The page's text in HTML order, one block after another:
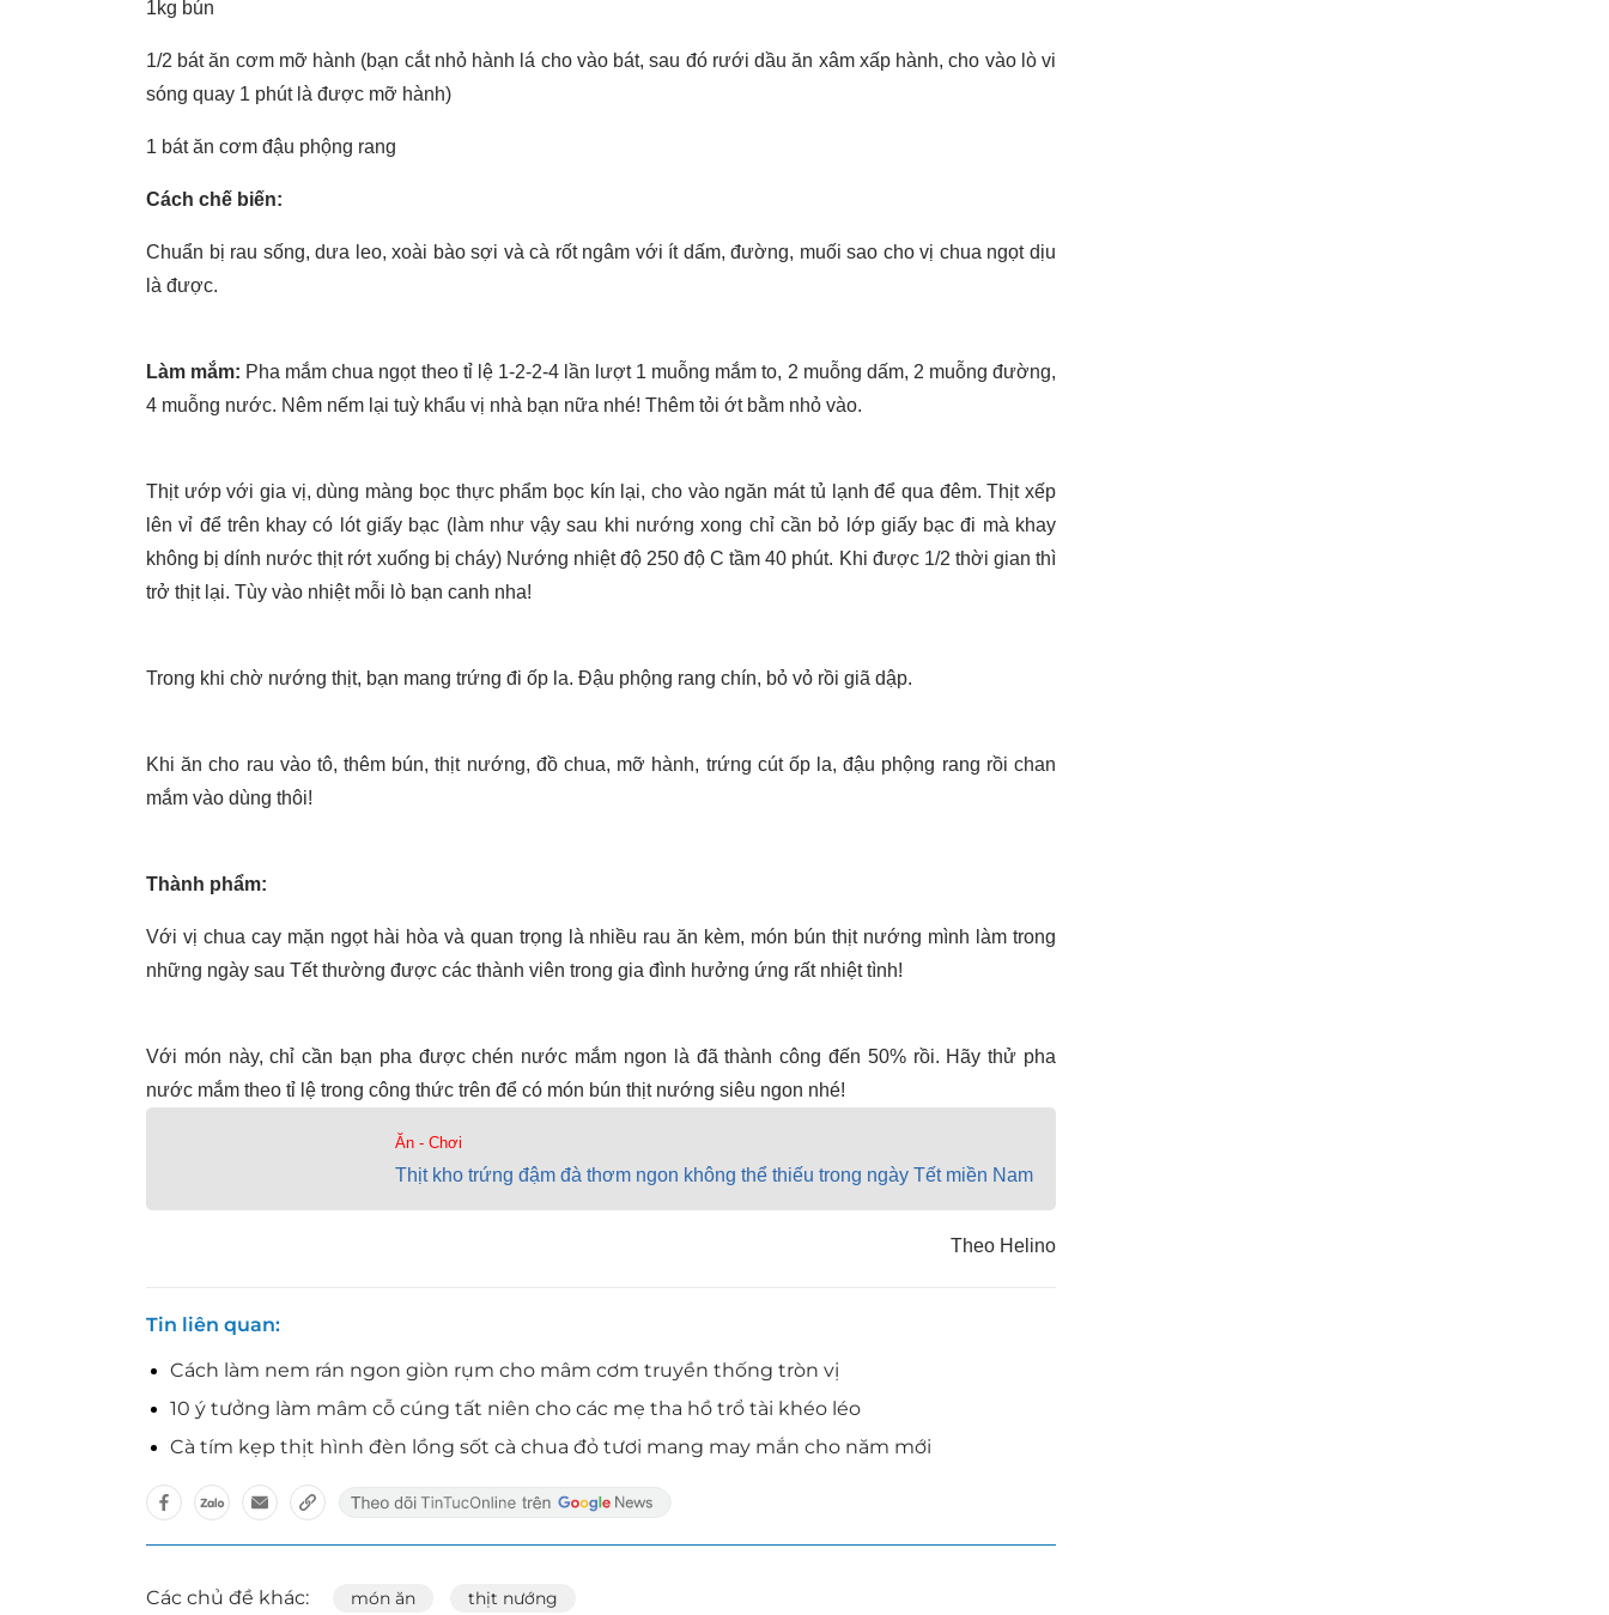
1kg bún
1/2 bát ăn cơm mỡ hành (bạn cắt nhỏ hành lá cho vào bát, sau đó rưới dầu ăn xâm xấp hành, cho vào lò vi
sóng quay 1 phút là được mỡ hành)
1 bát ăn cơm đậu phộng rang
Cách chế biến:
Chuẩn bị rau sống, dưa leo, xoài bào sợi và cà rốt ngâm với ít dấm, đường, muối sao cho vị chua ngọt dịu
là được.
Làm mắm: Pha mắm chua ngọt theo tỉ lệ 1-2-2-4 lần lượt 1 muỗng mắm to, 2 muỗng dấm, 2 muỗng đường,
4 muỗng nước. Nêm nếm lại tuỳ khẩu vị nhà bạn nữa nhé! Thêm tỏi ớt bằm nhỏ vào.
Thịt ướp với gia vị, dùng màng bọc thực phẩm bọc kín lại, cho vào ngăn mát tủ lạnh để qua đêm. Thịt xếp
lên vỉ để trên khay có lót giấy bạc (làm như vậy sau khi nướng xong chỉ cần bỏ lớp giấy bạc đi mà khay
không bị dính nước thịt rớt xuống bị cháy) Nướng nhiệt độ 250 độ C tầm 40 phút. Khi được 1/2 thời gian thì
trở thịt lại. Tùy vào nhiệt mỗi lò bạn canh nha!
Trong khi chờ nướng thịt, bạn mang trứng đi ốp la. Đậu phộng rang chín, bỏ vỏ rồi giã dập.
Khi ăn cho rau vào tô, thêm bún, thịt nướng, đồ chua, mỡ hành, trứng cút ốp la, đậu phộng rang rồi chan
mắm vào dùng thôi!
Thành phẩm:
Với vị chua cay mặn ngọt hài hòa và quan trọng là nhiều rau ăn kèm, món bún thịt nướng mình làm trong
những ngày sau Tết thường được các thành viên trong gia đình hưởng ứng rất nhiệt tình!
Với món này, chỉ cần bạn pha được chén nước mắm ngon là đã thành công đến 50% rồi. Hãy thử pha
nước mắm theo tỉ lệ trong công thức trên để có món bún thịt nướng siêu ngon nhé!
Ăn - Chơi
Thịt kho trứng đậm đà thơm ngon không thể thiếu trong ngày Tết miền Nam
Theo Helino
Tin liên quan
Cách làm nem rán ngon giòn rụm cho mâm cơm truyền thống tròn vị
10 ý tưởng làm mâm cỗ cúng tất niên cho các mẹ tha hồ trổ tài khéo léo
Cà tím kẹp thịt hình đèn lồng sốt cà chua đỏ tươi mang may mắn cho năm mới
Các chủ đề khác: món ăn thịt nướng